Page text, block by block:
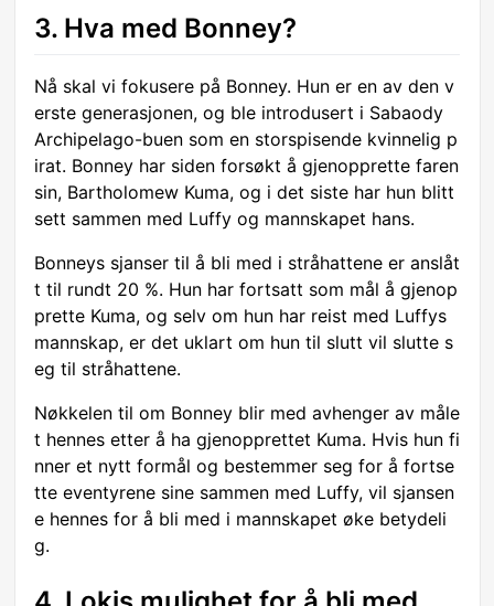
3. Hva med Bonney?
Nå skal vi fokusere på Bonney. Hun er en av den v
erste generasjonen, og ble introdusert i Sabaody
Archipelago-buen som en storspisende kvinnelig p
irat. Bonney har siden forsøkt å gjenopprette faren
sin, Bartholomew Kuma, og i det siste har hun blitt
sett sammen med Luffy og mannskapet hans.
Bonneys sjanser til å bli med i stråhattene er anslåt
t til rundt 20 %. Hun har fortsatt som mål å gjenop
prette Kuma, og selv om hun har reist med Luffys
mannskap, er det uklart om hun til slutt vil slutte s
eg til stråhattene.
Nøkkelen til om Bonney blir med avhenger av måle
t hennes etter å ha gjenopprettet Kuma. Hvis hun fi
nner et nytt formål og bestemmer seg for å fortse
tte eventyrene sine sammen med Luffy, vil sjansen
e hennes for å bli med i mannskapet øke betydeli
g.